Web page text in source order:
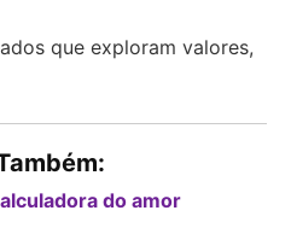
que exploram valores,
do amor